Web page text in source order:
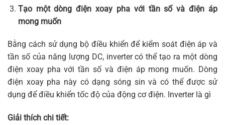
Tạo một dòng điện xoay pha với tần số và điện áp
mong muốn
Bằng cách sử dụng bộ điều khiển để kiểm soát điện áp và
tần số của năng lượng DC, inverter có thể tạo ra một dòng
điện xoay pha với tần số và điện áp mong muốn. Dòng
điện xoay pha này có dạng sóng sin và có thể được sử
dụng để điều khiển tốc độ của động cơ điện. Inverter là gì
Giải thích chi tiết: